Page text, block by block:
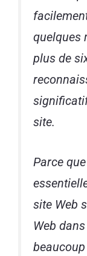
quelques
plus de
site.
Parce
site Web
Web